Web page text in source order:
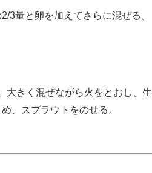
量と卵を加えてさらに混ぜる。
大きく混ぜながら火をとおし、生
、スプラウトをのせる。